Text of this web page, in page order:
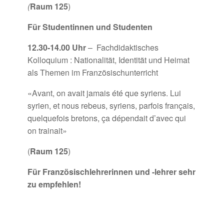
(Raum 125)
Für Studentinnen und Studenten
12.30-14.00 Uhr– Fachdidaktisches
Kolloquium : Nationalität, Identität und Heimat
als Themen im Französischunterricht
«Avant, on avait jamais été que syriens. Lui
syrien, et nous rebeus, syriens, parfois français,
quelquefois bretons, ça dépendait d’avec qui
on trainait»
(Raum 125)
Für Französischlehrerinnen und -lehrer sehr
zu empfehlen!